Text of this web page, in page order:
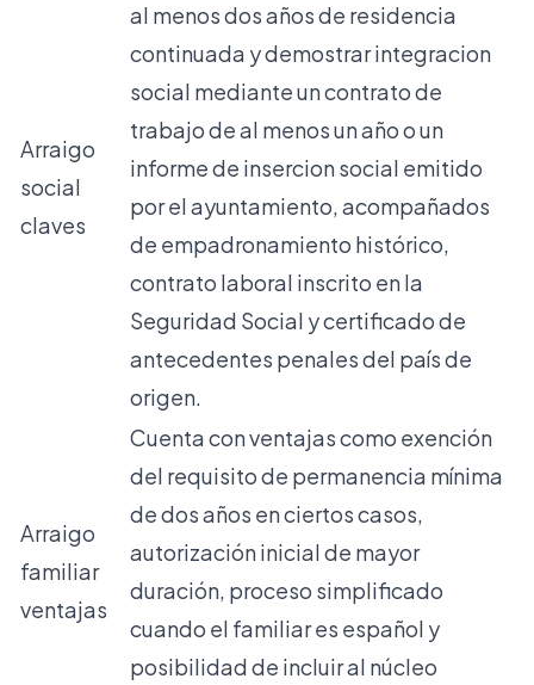
Arraigo
social
claves
al menos dos años de residencia
continuada y demostrar integracion
social mediante un contrato de
trabajo de al menos un año o un
informe de insercion social emitido
por el ayuntamiento, acompañados
de empadronamiento histórico,
contrato laboral inscrito en la
Seguridad Social y certificado de
antecedentes penales del país de
origen.
Arraigo
familiar
ventajas
Cuenta con ventajas como exención
del requisito de permanencia mínima
de dos años en ciertos casos,
autorización inicial de mayor
duración, proceso simplificado
cuando el familiar es español y
posibilidad de incluir al núcleo